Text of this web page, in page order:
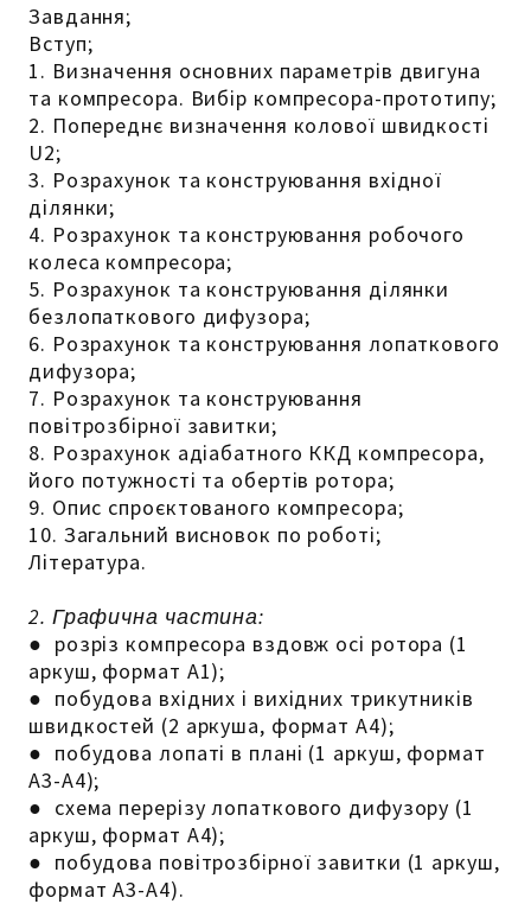
Завдання;
Вступ;
1. Визначення основних параметрів двигуна
та компресора. Вибір компресора-прототипу;
2. Попереднє визначення колової швидкості
U2;
3. Розрахунок та конструювання вхідної
ділянки;
4. Розрахунок та конструювання робочого
колеса компресора;
5. Розрахунок та конструювання ділянки
безлопаткового дифузора;
6. Розрахунок та конструювання лопаткового
дифузора;
7. Розрахунок та конструювання
повітрозбірної завитки;
8. Розрахунок адіабатного ККД компресора,
його потужності та обертів ротора;
9. Опис спроєктованого компресора;
10. Загальний висновок по роботі;
Література.
2. Графична частина:
● розріз компресора вздовж осі ротора (1
аркуш, формат А1);
● побудова вхідних і вихідних трикутників
швидкостей (2 аркуша, формат А4);
● побудова лопаті в плані (1 аркуш, формат
А3-А4);
● схема перерізу лопаткового дифузору (1
аркуш, формат А4);
● побудова повітрозбірної завитки (1 аркуш,
формат А3-А4).